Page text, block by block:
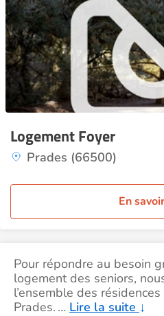
Logement Foyer
Prades (66500)
En
Pour répondre au besoin
logement des seniors,
l’ensemble des
Prades. … Lire la suite ↓